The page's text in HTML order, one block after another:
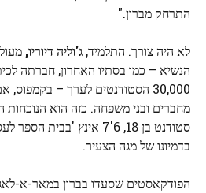
התרחק מברון."
לא היה צורך. התלמיד, ג'וליה דיוריו,
הנשיא – כמו בסתיו האחרון, חברתה
30,000 הסטודנטים לערך –
מחברים ובני משפחה. כזה הוא
בדמיונו של מגה הצעיר.
הפודקאסטים שסעדו בברון במאר-א-